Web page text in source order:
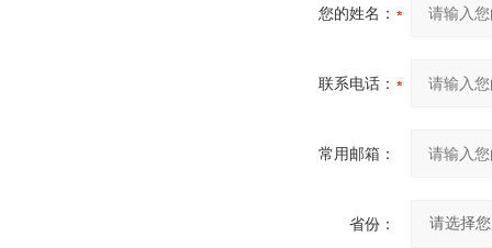
您的姓名：
联系电话：
常用邮箱：
省份：